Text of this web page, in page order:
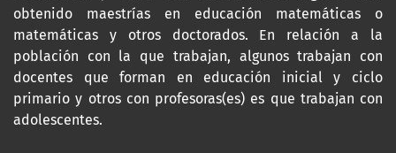
obtenido maestrías en educación matemáticas o
matemáticas y otros doctorados. En relación a la
población con la que trabajan, algunos trabajan con
docentes que forman en educación inicial y ciclo
primario y otros con profesoras(es) es que trabajan con
adolescentes.